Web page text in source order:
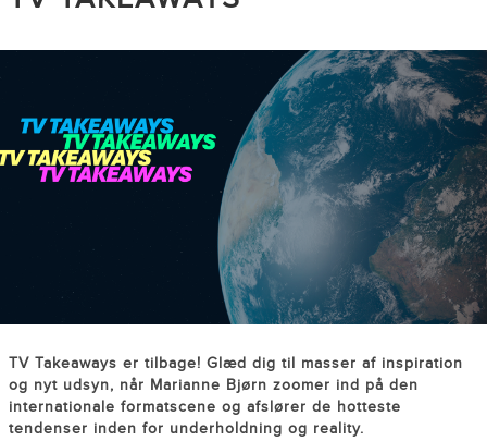
TV Takeaways er tilbage! Glæd dig til masser af inspiration
og nyt udsyn, når Marianne Bjørn zoomer ind på den
internationale formatscene og afslører de hotteste
tendenser inden for underholdning og reality.